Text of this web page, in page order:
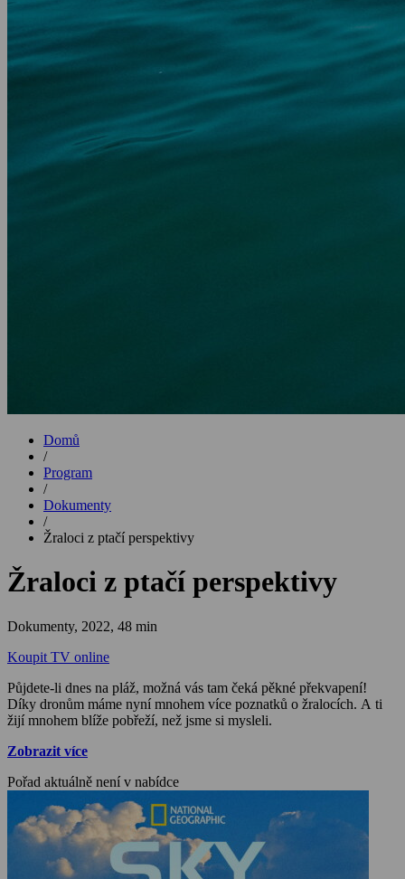
Domů
/
Program
/
Dokumenty
/
Žraloci z ptačí perspektivy
Žraloci z ptačí perspektivy
Dokumenty, 2022, 48 min
Koupit TV online
Půjdete-li dnes na pláž, možná vás tam čeká pěkné překvapení!
Díky dronům máme nyní mnohem více poznatků o žralocích. A ti
žijí mnohem blíže pobřeží, než jsme si mysleli.
Zobrazit více
Pořad aktuálně není v nabídce